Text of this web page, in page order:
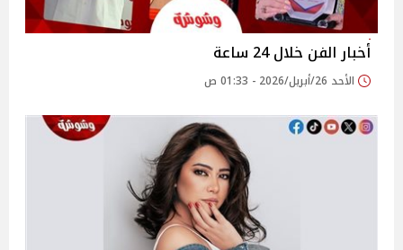
أخبار الفن خلال 24 ساعة
الأحد 26/أبريل/2026 - 01:33 ص